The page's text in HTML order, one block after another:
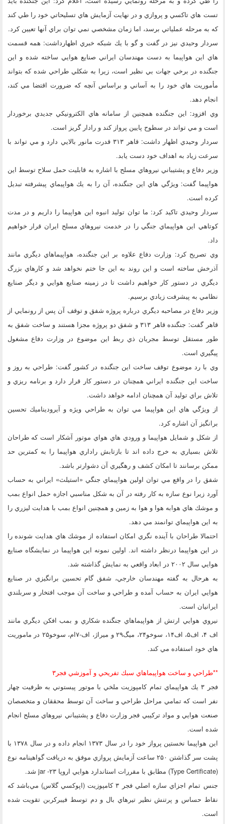
تست هاي تاكسي و پروازي و در نهايت آزمايش هاي تسليحاتي خود را طي كند
كه به مرحله عملياتي برسد، اما زمان مشخصي نمي توان براي آنها تعيين كرد.
سردار وحيدي نيز در گفت و گو با يك شبكه خبري اظهارداشت: همه قسمت
هاي اين هواپيما به دست مهندسان ايراني صنايع هوايي ساخته شده و اين
جنگنده در برخي جهات بي نظير است، زيرا به شكلي طراحي شده كه بتواند
مأموريت هاي خود را به آساني و براساس آنچه كه ضرورت اقتضا مي كند،
انجام دهد.
وي افزود: اين جنگنده همچنين از سامانه هاي الكترونيكي جديدي برخوردار
است و مي تواند در سطوح پايين پرواز كند و رادار گريز است.
سردار وحيدي اظهار داشت: قاهر ۳۱۳ قدرت مانور بالايي دارد و مي تواند با
سرعت زياد به اهداف خود دست يابد.
وزير دفاع و پشتيباني نيروهاي مسلح با اشاره به قابليت حمل سلاح توسط اين
هواپيما گفت: ويژگي هاي اين جنگنده، آن را به يك هواپيماي پيشرفته تبديل
كرده است.
سردار وحيدي تاكيد كرد: ما توان توليد انبوه اين هواپيما را داريم و در مدت
كوتاهي اين هواپيماي جنگي را در خدمت نيروهاي مسلح ايران قرار خواهيم
داد.
وي تصريح كرد: وزارت دفاع علاوه بر اين جنگنده، هواپيماهاي ديگري مانند
آذرخش ساخته است و اين روند به اين جا ختم نخواهد شد و كارهاي بزرگ
ديگري در دستور كار خواهيم داشت تا در زمينه صنايع هوايي و ديگر صنايع
نظامي به پيشرفت زيادي برسيم.
وزير دفاع در مصاحبه ديگري درباره پروژه شفق و توقف آن پس از رونمايي از
قاهر گفت: جنگنده قاهر ۳۱۳ و شفق دو پروژه مجزا هستند و ساخت شفق به
طور مستقل توسط مجريان ذي ربط اين موضوع در وزارت دفاع مشغول
پيگيري است.
وي با رد موضوع توقف ساخت اين جنگنده در كشور گفت: طراحي به‌ روز و
ساخت اين جنگنده ايراني همچنان در دستور كار قرار دارد و برنامه ريزي و
تلاش براي توليد آن همچنان ادامه خواهد داشت.
از ويژگي هاي اين هواپيما مي توان به طراحي ويژه و آيروديناميك تحسين
برانگيز آن اشاره كرد.
از شكل و شمايل هواپيما و ورودي هاي هواي موتور آشكار است كه طراحان
تلاش بسياري به خرج داده اند تا بازتابش راداري هواپيما را به كمترين حد
ممكن برسانند تا امكان كشف و رهگيري آن دشوارتر باشد.
شفق را در واقع مي توان اولين هواپيماي جنگي «استيلث» ايراني به حساب
آورد زيرا نوع سازه به كار رفته در آن به شكل مناسبي اجازه حمل انواع بمب
و موشك هاي هوابه هوا و هوا به زمين و همچنين انواع بمب با هدايت ليزري را
به اين هواپيماي توانمند مي دهد.
احتمالا طراحان با آينده نگري امكان استفاده از موشك هاي هدايت شونده را
در اين هواپيما درنظر داشته اند. اولين نمونه اين هواپيما در نمايشگاه صنايع
هوايي سال ۲۰۰۲ در ابعاد واقعي به نمايش گذاشته شد.
به هرحال به گفته مهندسان خارجي، شفق گام تحسين برانگيزي در صنايع
هوايي ايران به حساب آمده و طراحي و ساخت آن موجب افتخار و سربلندي
ايرانيان است.
نيروي هوايي ارتش از هواپيماهاي جنگنده شكاري و بمب افكن ديگري مانند
اف ۴، اف۵، اف۱۴، سوخو۲۴، ميگ۲۹ و ميراژ، اف-۷ام، سوخو۲۵ در ماموريت
هاي خود استفاده مي كند.
**طراحي و ساخت هواپيماهاي سبك تفريحي و آموزشي فجر۳
فجر ۳ يك هواپيماي تمام كامپوزيت ملخي با موتور پيستوني به ظرفيت چهار
نفر است كه تمامي مراحل طراحي و ساخت آن توسط محققان و متخصصان
صنعت هوايي و مواد تركيبي فجر وزارت دفاع و پشتيباني نيروهاي مسلح انجام
شده است.
اين هواپيما نخستين پرواز خود را در سال ۱۳۷۳ انجام داده و در سال ۱۳۷۸ با
پشت سر گذاشتن ۲۵۰ ساعت آزمايش پروازي موفق به دريافت گواهينامه نوع
(Type Certificate) مطابق با مقررات استاندارد هوايي اروپا jar -۲۳ شد.
جنس تمام اجزاي سازه اصلي فجر ۳ كامپوزيت (اپوكسي گلاس) مي‌باشد كه
نقاط حساس و پرتنش نظير تيرهاي بال و دم توسط فيبركربن تقويت شده
است.